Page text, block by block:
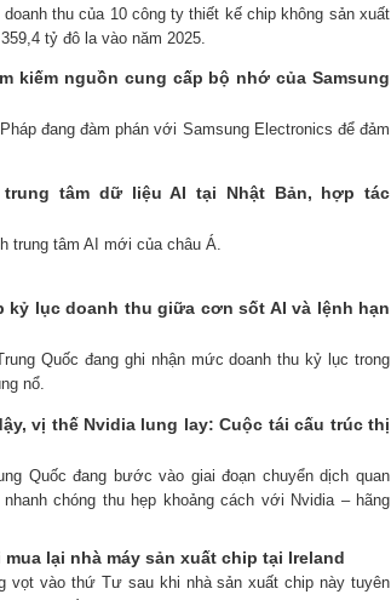
thu của 10 công ty thiết kế chip không sản xuất
tỷ đô la vào năm 2025.
kiếm nguồn cung cấp bộ nhớ của Samsung
đang đàm phán với Samsung Electronics để đảm
tâm dữ liệu AI tại Nhật Bản, hợp tác
trung tâm AI mới của châu Á.
kỷ lục doanh thu giữa cơn sốt AI và lệnh hạn
Quốc đang ghi nhận mức doanh thu kỷ lục trong
nổ.
vị thế Nvidia lung lay: Cuộc tái cấu trúc thị
Quốc đang bước vào giai đoạn chuyển dịch quan
chóng thu hẹp khoảng cách với Nvidia – hãng
lại nhà máy sản xuất chip tại Ireland
vọt vào thứ Tư sau khi nhà sản xuất chip này tuyên